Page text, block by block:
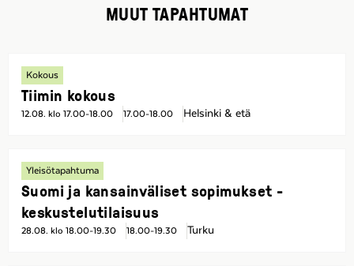
MUUT TAPAHTUMAT
Kokous
Tiimin kokous
12.08. klo 17.00-18.00 17.00-18.00 Helsinki & etä
Yleisötapahtuma
Suomi ja kansainväliset sopimukset -
keskustelutilaisuus
28.08. klo 18.00-19.30 18.00-19.30 Turku